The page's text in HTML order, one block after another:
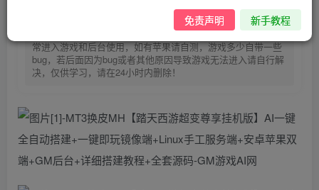
购买前请先看完新手教程,未认真看完一切问题自行解决
仅支持云服务器搭建，适用于小白快速搭建，只能确保安卓正
常进入游戏和后台使用，如有苹果请自测，游戏多少自带一些
bug，若后面因为bug或者其他原因导致游戏无法进入请自行解
决，仅供学习，请在24小时内删除！
免责声明 新手教程